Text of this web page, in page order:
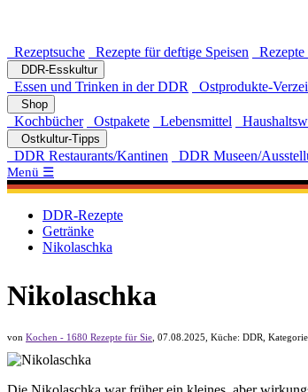
Rezeptsuche Rezepte für deftige Speisen Rezepte
DDR-Esskultur
Essen und Trinken in der DDR Ostprodukte-
Shop
Kochbücher Ostpakete Lebensmittel
Ostkultur-Tipps
DDR Restaurants/Kantinen DDR Museen/
Menü ☰
DDR-Rezepte
Getränke
Nikolaschka
Nikolaschka
von Kochen - 1680 Rezepte für Sie 07.08.2025 , Küche: DDR ,